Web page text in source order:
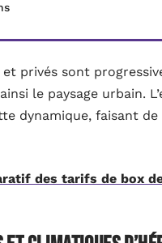
privés sont
le paysage urbain.
dynamique, faisant
des tarifs de box